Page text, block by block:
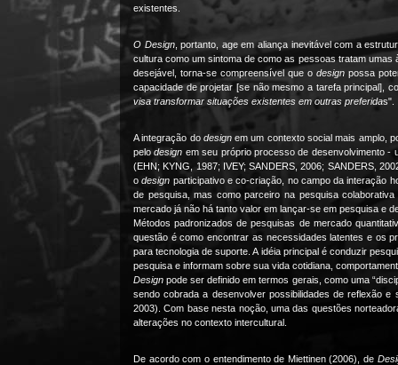
existentes.
O Design, portanto, age em aliança inevitável com a
cultura como um sintoma de como as pessoas tratam
desejável, torna-se compreensível que o design possa
capacidade de projetar [se não mesmo a tarefa principal],
visa transformar situações existentes em outras preferidas".
A integração do designem um contexto social mais amplo,
pelodesign em seu próprio processo de desenvolvimento -
(EHN; KYNG, 1987; IVEY; SANDERS, 2006; SANDERS,
odesign participativo e co-criação, no campo da interação
de pesquisa, mas como parceiro na pesquisa
mercado já não há tanto valor em lançar-se em pesquisa e
Métodos padronizados de pesquisas de mercado
questão é como encontrar as necessidades latentes e os
para tecnologia de suporte. A idéia principal é conduzir
pesquisa e informam sobre sua vida cotidiana,
Design pode ser definido em termos gerais, como uma
sendo cobrada a desenvolver possibilidades de reflexão
2003). Com base nesta noção, uma das questões
alterações no contexto intercultural.
De acordo com o entendimento de Miettinen (2006), de